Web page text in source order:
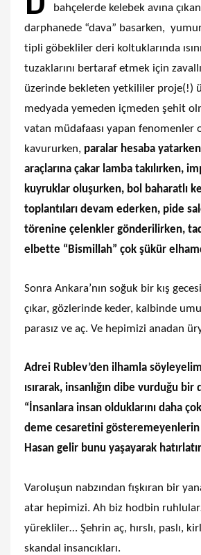
bahçelerde kelebek avına
darphanede “dava” basarken,
tipli göbekliler deri koltuklarında
tuzaklarını bertaraf etmek için
üzerinde bekleten yetkililer proje(!)
medyada yemeden içmeden şehit
vatan müdafaası yapan fenomenler
kavururken, paralar hesaba
araçlarına çakar lamba takılırken,
kuyruklar oluşurken, bol baharatlı
toplantıları devam ederken, pide
törenine çelenkler gönderilirken,
elbette “Bismillah” çok şükür
Sonra Ankara’nın soğuk bir kış
çıkar, gözlerinde keder, kalbinde
parasız ve aç. Ve hepimizi anadan
Adrei Rublev’den ilhamla söyleyelim,
ısırarak, insanlığın dibe vurduğu bir
“İnsanlara insan olduklarını daha
deme cesaretini gösteremeyenlerin
Hasan gelir bunu yaşayarak
Varoluşun nabzından fışkıran bir
atar hepimizi. Ah biz hodbin
yürekliler… Şehrin aç, hırslı, paslı,
skandal insancıkları.